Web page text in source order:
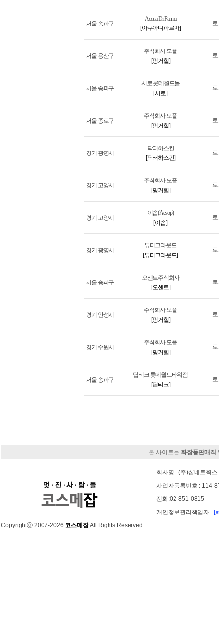
서울 송파구
Acqua Di Parma
[아쿠아디파르마]
서울 용산구
주식회사 모플
[핑거힐]
서울 송파구
시로 롯데월드몰
[시로]
서울 종로구
주식회사 모플
[핑거힐]
경기 광명시
닥터하스킨
[닥터하스킨]
경기 고양시
주식회사 모플
[핑거힐]
경기 고양시
이솝(Aesop)
[이솝]
경기 광명시
뷰티그라운드
[뷰티그라운드]
서울 송파구
오센트주식회사
[오센트]
경기 안성시
주식회사 모플
[핑거힐]
경기 수원시
주식회사 모플
[핑거힐]
서울 송파구
딥티크 롯데월드타워점
[딥티크]
본 사이트는 화장품판매직
회사명 : (주)샵네트웍
사업자등록번호 : 114-
전화:02-851-0815
개인정보관리책임자 :
Copyrightⓒ 2007-2026 코스메잡All Rights Reserved.